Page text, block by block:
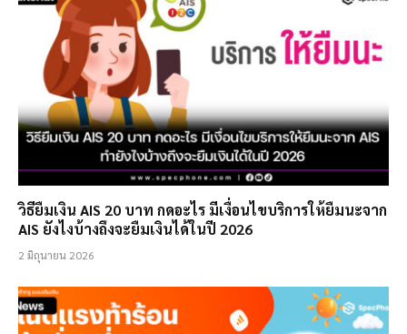
วิธียืมเงิน AIS 20 บาท กดอะไร มีเงื่อนไขบริการให้ยืมนะจาก
AIS ยังไงบ้างถึงจะยืมเงินได้ในปี 2026
2 มิถุนายน 2026